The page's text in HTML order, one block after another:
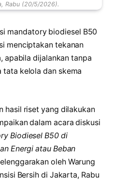
Rabu (20/5/2026).
mandatory biodiesel B50
menciptakan tekanan
apabila dijalankan tanpa
tata kelola dan skema
hasil riset yang dilakukan
dalam acara diskusi
Biodiesel B50 di
Energi atau Beban
oleh Warung
Bersih di Jakarta, Rabu